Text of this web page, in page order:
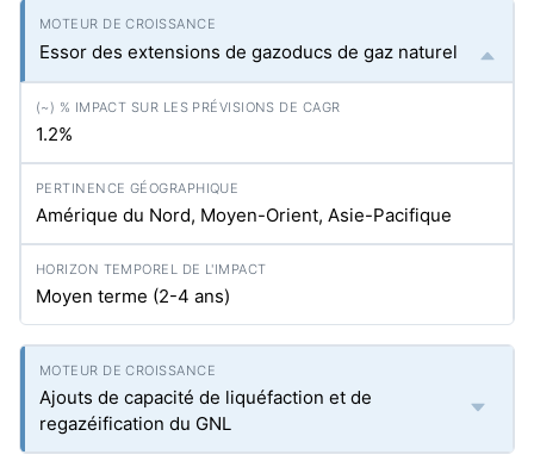
Essor des extensions de gazoducs de gaz naturel
1.2%
Amérique du Nord, Moyen-Orient, Asie-Pacifique
Moyen terme (2-4 ans)
Ajouts de capacité de liquéfaction et de
regazéification du GNL